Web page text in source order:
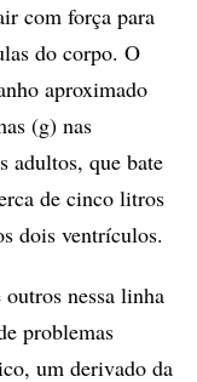
com força para
do corpo. O
aproximado
(g) nas
adultos, que bate
de cinco litros
dois ventrículos.
nessa linha
problemas
um derivado da